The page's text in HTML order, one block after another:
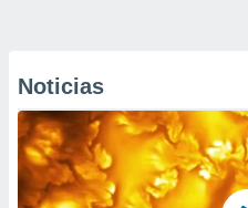
Noticias